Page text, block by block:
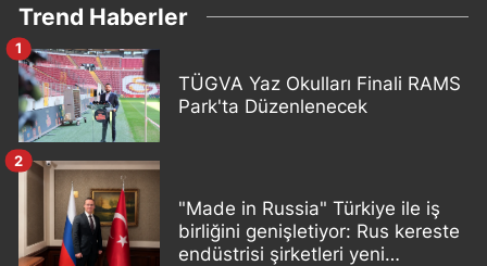
Trend Haberler
TÜGVA Yaz Okulları Finali RAMS
Park'ta Düzenlenecek
1
"Made in Russia" Türkiye ile iş
birliğini genişletiyor: Rus kereste
endüstrisi şirketleri yeni
2